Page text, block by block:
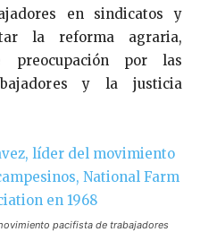
en sindicatos y
la reforma agraria,
preocupación por las
y la justicia
pacifista de trabajadores